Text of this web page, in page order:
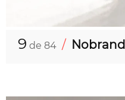
9 de 84 / Nobrand